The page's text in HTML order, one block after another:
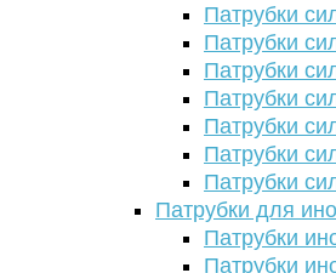
Патрубки
Патрубки
Патрубки
Патрубки
Патрубки
Патрубки
Патрубки
Патрубки для
Патрубки
Патрубки